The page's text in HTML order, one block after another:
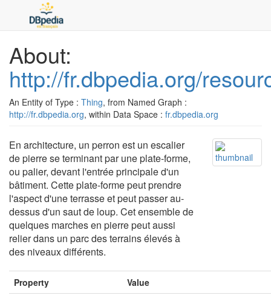
About:
http://fr.dbpedia.org/
An Entity of Type : Thing, from Named Graph :
http://fr.dbpedia.org, within Data Space : fr.dbpedia.org
En architecture, un perron est un escalier
de pierre se terminant par une plate-forme,
ou palier, devant l'entrée principale d'un
bâtiment. Cette plate-forme peut prendre
l'aspect d'une terrasse et peut passer au-
dessus d'un saut de loup. Cet ensemble de
quelques marches en pierre peut aussi
relier dans un parc des terrains élevés à
des niveaux différents.
Property Value